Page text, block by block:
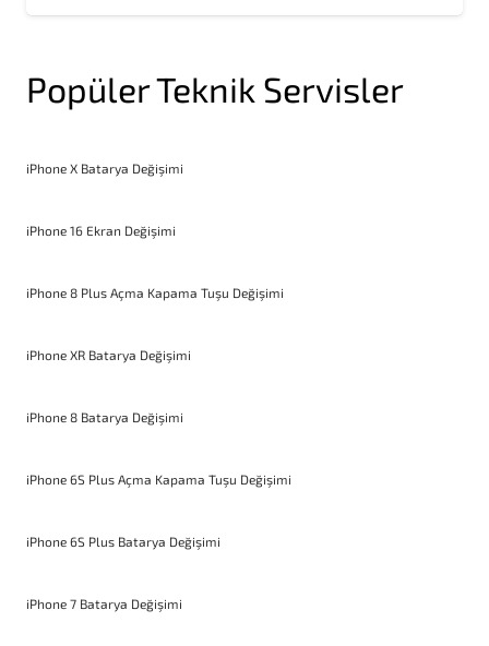
Popüler Teknik Servisler
iPhone X Batarya Değişimi
iPhone 16 Ekran Değişimi
iPhone 8 Plus Açma Kapama Tuşu Değişimi
iPhone XR Batarya Değişimi
iPhone 8 Batarya Değişimi
iPhone 6S Plus Açma Kapama Tuşu Değişimi
iPhone 6S Plus Batarya Değişimi
iPhone 7 Batarya Değişimi